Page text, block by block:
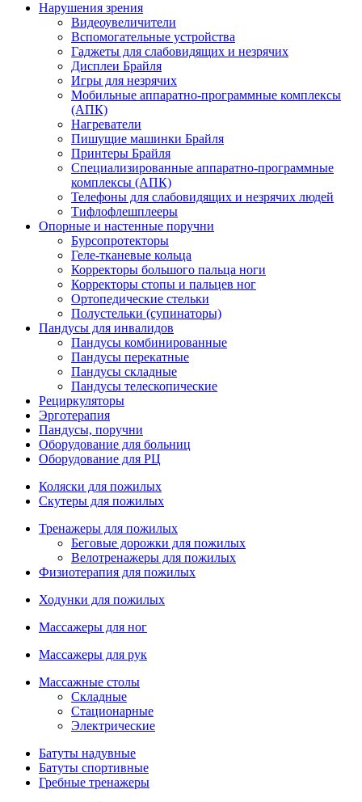
Нарушения зрения
Видеоувеличители
Вспомогательные устройства
Гаджеты для слабовидящих и незрячих
Дисплеи Брайля
Игры для незрячих
Мобильные аппаратно-программные комплексы
(АПК)
Нагреватели
Пишущие машинки Брайля
Принтеры Брайля
Специализированные аппаратно-программные
комплексы (АПК)
Телефоны для слабовидящих и незрячих людей
Тифлофлешплееры
Опорные и настенные поручни
Бурсопротекторы
Геле-тканевые кольца
Корректоры большого пальца ноги
Корректоры стопы и пальцев ног
Ортопедические стельки
Полустельки (супинаторы)
Пандусы для инвалидов
Пандусы комбинированные
Пандусы перекатные
Пандусы складные
Пандусы телескопические
Рециркуляторы
Эрготерапия
Пандусы, поручни
Оборудование для больниц
Оборудование для РЦ
Коляски для пожилых
Скутеры для пожилых
Тренажеры для пожилых
Беговые дорожки для пожилых
Велотренажеры для пожилых
Физиотерапия для пожилых
Ходунки для пожилых
Массажеры для ног
Массажеры для рук
Массажные столы
Складные
Стационарные
Электрические
Батуты надувные
Батуты спортивные
Гребные тренажеры